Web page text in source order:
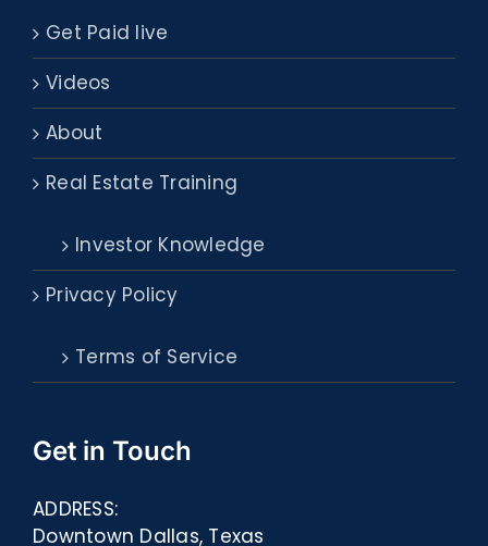
Get Paid live
Videos
About
Real Estate Training
Investor Knowledge
Privacy Policy
Terms of Service
Get in Touch
ADDRESS:
Downtown Dallas, Texas